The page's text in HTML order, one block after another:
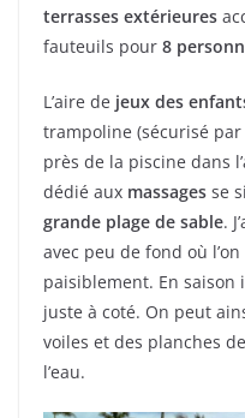
terrasses extérieures
fauteuils pour 8
L’aire de jeux des
trampoline (sécurisé
près de la piscine dans
dédié aux massages se
grande plage de sable.
avec peu de fond où
paisiblement. En saison
juste à coté. On peut
voiles et des planches
l’eau.